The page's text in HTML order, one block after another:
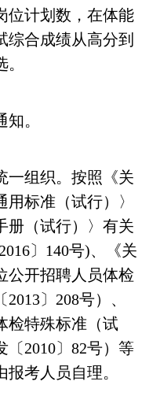
计划数，在体能
综合成绩从高分到
。
组织。按照《关
标准（试行）〉
册（试行）〉有关
〕140号)、《关
公开招聘人员体检
〕208号）、
检特殊标准（试
2010〕82号）等
考人员自理。